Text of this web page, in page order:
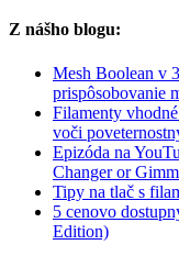
Z nášho blogu:
Mesh Boolean v
prispôsobovanie
Filamenty
voči
Epizóda na
Changer or
Tipy na tlač s
5 cenovo
Edition)